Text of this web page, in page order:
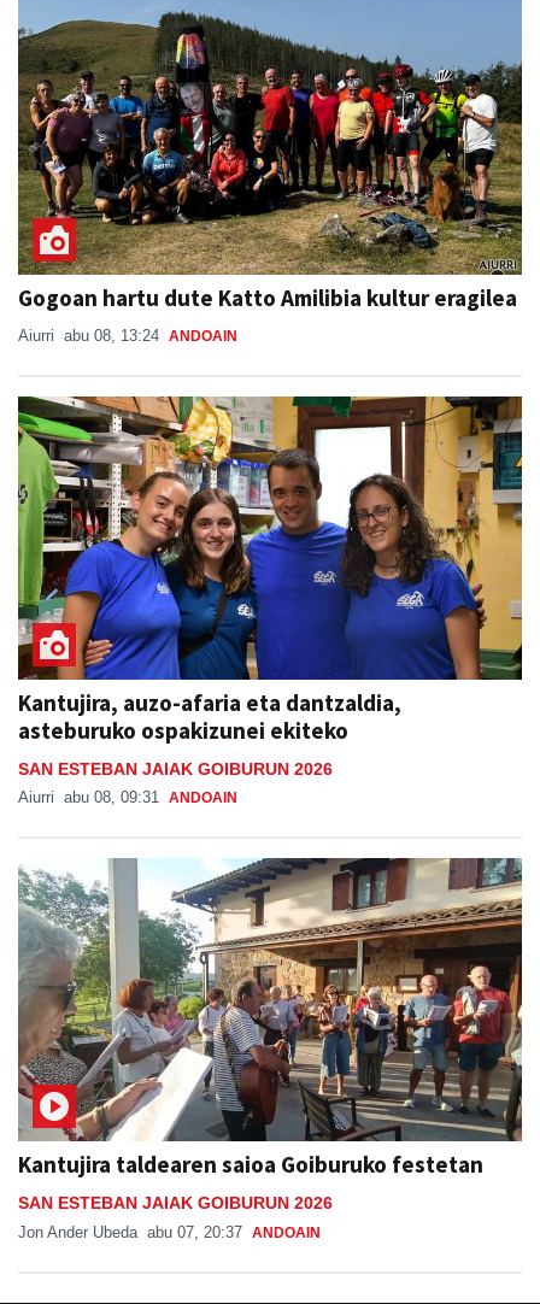
Gogoan hartu dute Katto Amilibia kultur eragilea
Aiurri abu 08, 13:24 ANDOAIN
Kantujira, auzo-afaria eta dantzaldia,
asteburuko ospakizunei ekiteko
SAN ESTEBAN JAIAK GOIBURUN 2026
Aiurri abu 08, 09:31 ANDOAIN
Kantujira taldearen saioa Goiburuko festetan
SAN ESTEBAN JAIAK GOIBURUN 2026
Jon Ander Ubeda abu 07, 20:37 ANDOAIN